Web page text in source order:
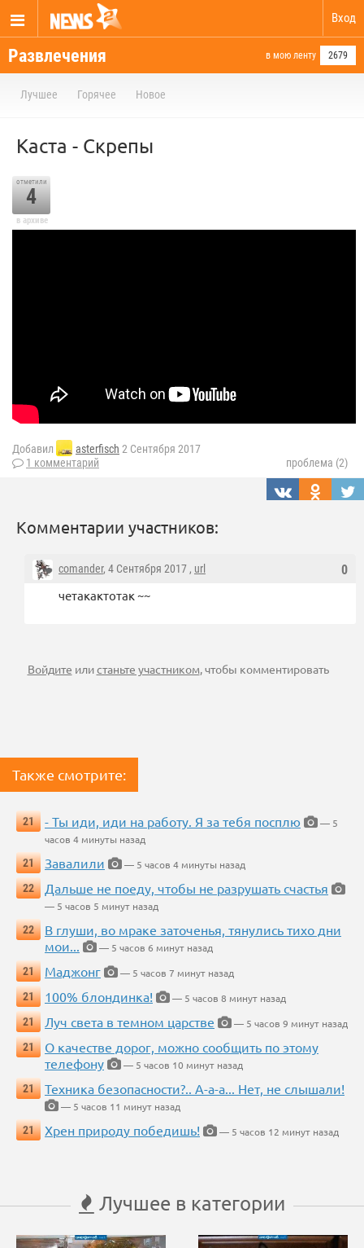
Вход
Развлечения в мою ленту 2679
Лучшее Горячее Новое
Каста - Скрепы
отметили
4
в архиве
Добавил asterfisch 2 Сентября 2017
1 комментарий
проблема (2)
Комментарии участников:
0
comander, 4 Сентября 2017 , url
четакактотак ~~
Войдите илистаньте участником, чтобы комментировать
Также смотрите:
21 - Ты иди, иди на работу. Я за тебя посплю
— 5
часов 4 минуты назад
21
Завалили
— 5 часов 4 минуты назад
22
Дальше не поеду, чтобы не разрушать счастья
— 5 часов 5 минут назад
22
В глуши, во мраке заточенья, тянулись тихо дни
мои...
— 5 часов 6 минут назад
21
Маджонг
— 5 часов 7 минут назад
21
100% блондинка!
— 5 часов 8 минут назад
21
Луч света в темном царстве
— 5 часов 9 минут назад
21
О качестве дорог, можно сообщить по этому
телефону
— 5 часов 10 минут назад
21
Техника безопасности?.. А-а-а... Нет, не слышали!
— 5 часов 11 минут назад
21
Хрен природу победишь! — 5 часов 12 минут назад
Лучшее в категории